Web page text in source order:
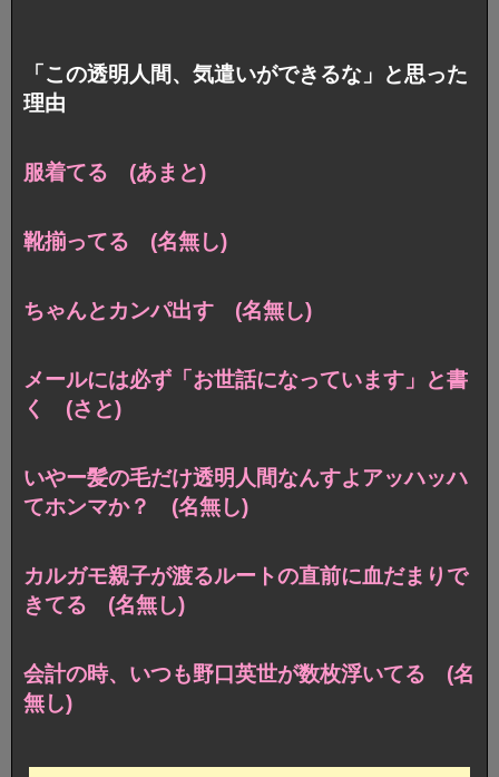
「この透明人間、気遣いができるな」と思った
理由
服着てる (あまと)
靴揃ってる (名無し)
ちゃんとカンパ出す (名無し)
メールには必ず「お世話になっています」と書
く (さと)
いやー髪の毛だけ透明人間なんすよアッハッハ
てホンマか？ (名無し)
カルガモ親子が渡るルートの直前に血だまりで
きてる (名無し)
会計の時、いつも野口英世が数枚浮いてる (名
無し)